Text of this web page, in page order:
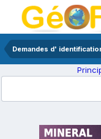
Demandes d'